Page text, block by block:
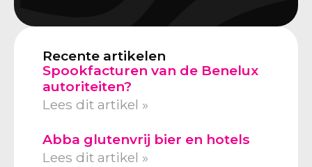
Recente artikelen
Spookfacturen van de Benelux
autoriteiten?
Lees dit artikel »
Abba glutenvrij bier en hotels
Lees dit artikel »